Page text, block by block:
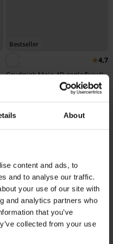
About
content and ads, to
and to analyse our traffic.
your use of our site with
and analytics partners who
that you’ve
collected from your use
Bestseller
4,7
Grudnjak Maia 4D zaglađujući